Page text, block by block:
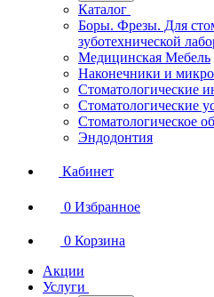
Каталог
Боры. Фрезы. Для
зуботехнической
Медицинская Мебель
Наконечники и
Стоматологические
Стоматологические
Стоматологическое
Эндодонтия
Кабинет
0 Избранное
0 Корзина
Акции
Услуги